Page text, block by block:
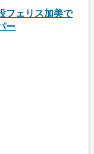
フェリス加美で
ー